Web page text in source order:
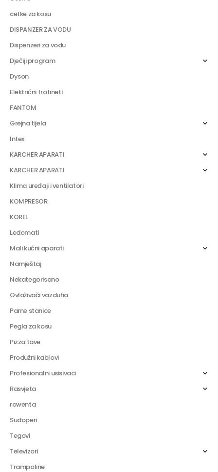
cetke za kosu
DISPANZER ZA VODU
Dispenzeri za vodu
Dječiji program
Dyson
Električni trotineti
FANTOM
Grejna tijela
Intex
KARCHER APARATI
KARCHER APARATI
Klima uređaji i ventilatori
KOMPRESOR
KOREL
Ledomati
Mali kućni aparati
Namještaj
Nekategorisano
Ovlaživači vazduha
Parne stanice
Pegla za kosu
Pizza tave
Produžni kablovi
Profesionalni usisivaci
Rasvjeta
rowenta
Sudoperi
Tegovi
Televizori
Trampoline